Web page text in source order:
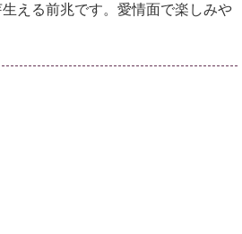
える前兆です。愛情面で楽しみや